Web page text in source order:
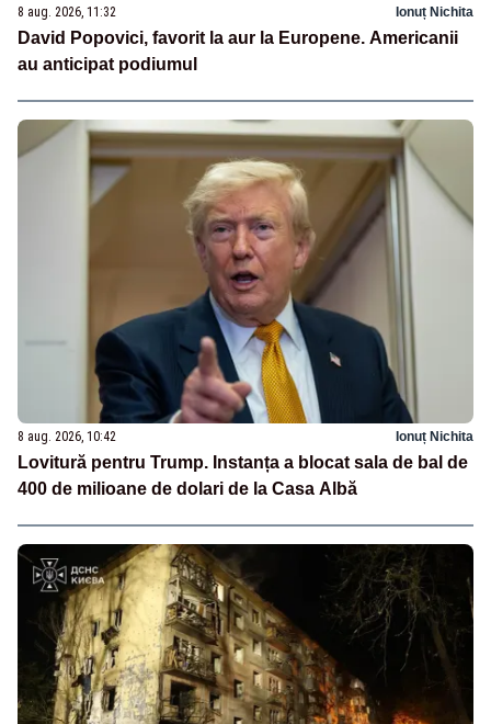
8 aug. 2026, 11:32 Ionuț Nichita
David Popovici, favorit la aur la Europene. Americanii
au anticipat podiumul
8 aug. 2026, 10:42 Ionuț Nichita
Lovitură pentru Trump. Instanța a blocat sala de bal de
400 de milioane de dolari de la Casa Albă